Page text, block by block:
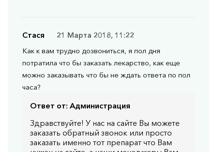
Стася
21 Марта 2018, 11:22
Как к вам трудно дозвониться, я пол дня
потратила что бы заказать лекарство, как еще
можно заказывать что бы не ждать ответа по пол
часа?
Ответ от: Администрация
Здравствуйте! У нас на сайте Вы можете
заказать обратный звонок или просто
заказать именно тот препарат что Вам